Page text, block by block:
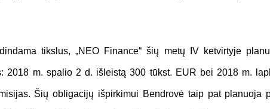
tikslus, „NEO Finance“ šių metų IV ketvirtyje
2018 m. spalio 2 d. išleistą 300 tūkst. EUR bei 2018 m.
Šių obligacijų išpirkimui Bendrovė taip pat planuoja